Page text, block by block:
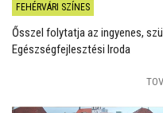
FEHÉRVÁRI SZÍNES
Ősszel folytatja az ingyenes,
Egészségfejlesztési Iroda